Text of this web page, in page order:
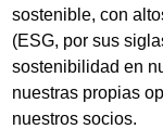
sostenible, con
(ESG, por sus
sostenibilidad en
nuestras propias
nuestros socios.